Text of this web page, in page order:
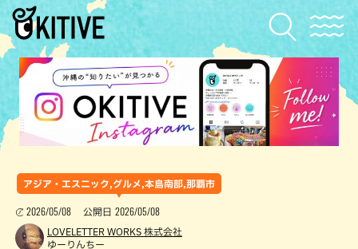
アジア・エスニック,グルメ,本島南部,那覇市
2026/05/08 公開日 2026/05/08
LOVELETTER WORKS 株式会社
ゆーりんちー